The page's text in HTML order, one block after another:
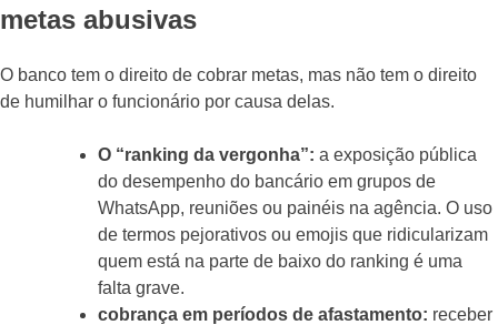
metas abusivas
O banco tem o direito de cobrar metas, mas não tem o direito
de humilhar o funcionário por causa delas.
O “ranking da vergonha”: a exposição pública
do desempenho do bancário em grupos de
WhatsApp, reuniões ou painéis na agência. O uso
de termos pejorativos ou emojis que ridicularizam
quem está na parte de baixo do ranking é uma
falta grave.
cobrança em períodos de afastamento: receber